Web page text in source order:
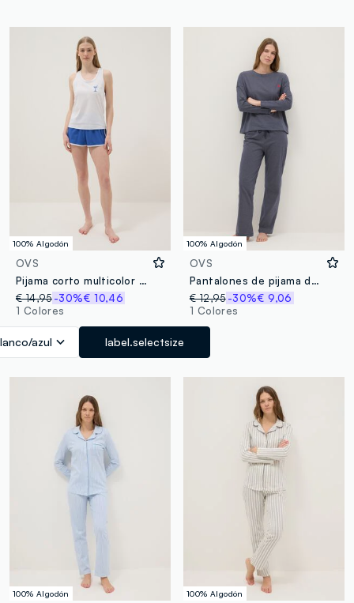
100% Algodón
OVS
Pijama corto multicolor de algodón puro, corte regular con bordado
€ 14,95-30%€ 10,46
1 Colores
azul label.selectsize
100% Algodón
OVS
Pantalones de pijama de algodón puro a rayas multicolor corte regular
€ 12,95 -30%€ 9,06
1 Colores
100% Algodón 100% Algodón